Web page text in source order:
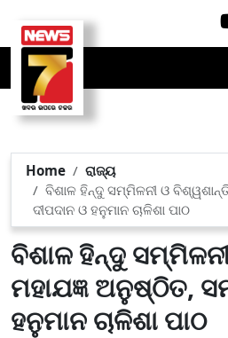
Home
ରାଜ୍ୟ
ବିଶାଳ ହିନ୍ଦୁ ସମ୍ମିଳନୀ ଓ
ଦୀପଦାନ ଓ ହନୁମାନ ଚାଳିଶା ପାଠ
ବିଶାଳ ହିନ୍ଦୁ
ମହାଯଜ୍ଞ ଅନୁଷ୍ଠିତ,
ହନୁମାନ ଚାଳିଶା ପାଠ